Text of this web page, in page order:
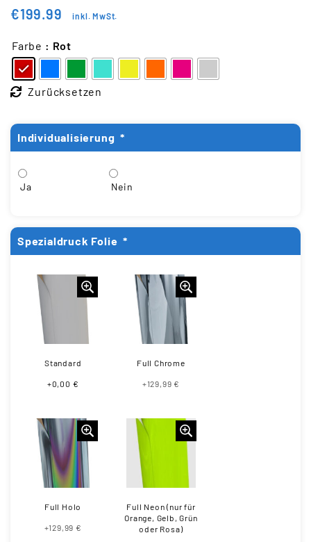
€199.99 inkl. MwSt.
Farbe : Rot
Zurücksetzen
Individualisierung *
Ja Nein
Spezialdruck Folie *
Standard
+0,00 €
Full Chrome
+129,99 €
Full Holo
+129,99 €
Full Neon (nur für
Orange, Gelb, Grün
oder Rosa)